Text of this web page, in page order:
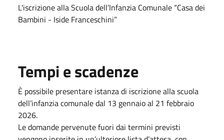
L'iscrizione alla Scuola dell’Infanzia Comunale “Casa dei
Bambini - Iside Franceschini”
Tempi e scadenze
È possibile presentare istanza di iscrizione alla scuola
dell’infanzia comunale dal 13 gennaio al 21 febbraio
2026.
Le domande pervenute fuori dai termini previsti